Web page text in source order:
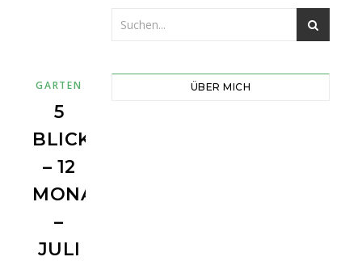
GARTEN
5
BLICKWINKEL
– 12
MONATE
–
JULI
ÜBER MICH